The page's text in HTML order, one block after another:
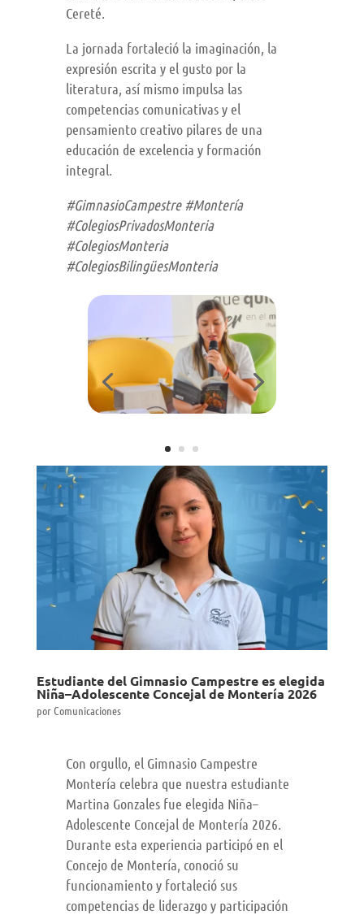
Cereté.
La jornada fortaleció la imaginación, la
expresión escrita y el gusto por la
literatura, así mismo impulsa las
competencias comunicativas y el
pensamiento creativo pilares de una
educación de excelencia y formación
integral.
#GimnasioCampestre #Montería
#ColegiosPrivadosMonteria
#ColegiosMonteria
#ColegiosBilingüesMonteria
Estudiante del Gimnasio Campestre es elegida
Niña–Adolescente Concejal de Montería 2026
porComunicaciones
Con orgullo, el Gimnasio Campestre
Montería celebra que nuestra estudiante
Martina Gonzales fue elegida Niña–
Adolescente Concejal de Montería 2026.
Durante esta experiencia participó en el
Concejo de Montería, conoció su
funcionamiento y fortaleció sus
competencias de liderazgo y participación